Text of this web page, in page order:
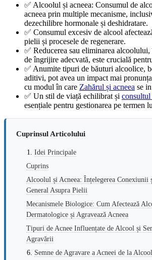
✅ Alcoolul și acneea: Consumul de
acneea prin multiple mecanisme,
dezechilibre hormonale și deshidratare.
✅ Consumul excesiv de alcool
pielii și procesele de regenerare.
✅ Reducerea sau eliminarea
de îngrijire adecvată, este crucială
✅ Anumite tipuri de băuturi alcoolice,
aditivi, pot avea un impact mai
cu modul în care Zahărul și acneea se
✅ Un stil de viață echilibrat și
esențiale pentru gestionarea pe termen
Cuprinsul Articolului
Idei Principale
Cuprins
Alcoolul și Acneea: Înțelegerea Conexiunii
General Asupra Pielii
Mecanismele Biologice: Cum Afectează
Dermatologice și Agravează Acneea
Tipuri de Acnee Influențate de Alcool și
Agravării
Semne de Agravare a Acneei de la Alcool